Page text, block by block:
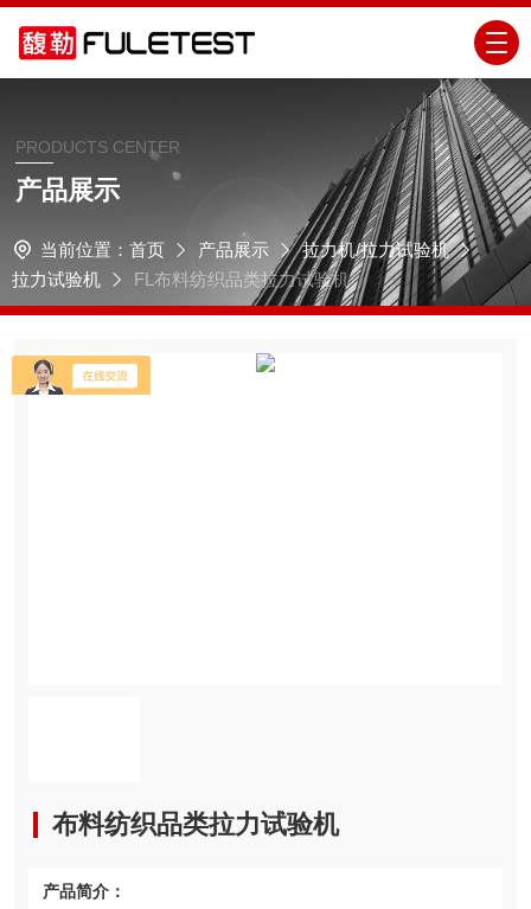
PRODUCTS CENTER
产品展示
当前位置： 首页 产品展示
拉力机/拉力试验机
拉力试验机
FL布料纺织品类拉力试验机
布料纺织品类拉力试验机
产品简介：